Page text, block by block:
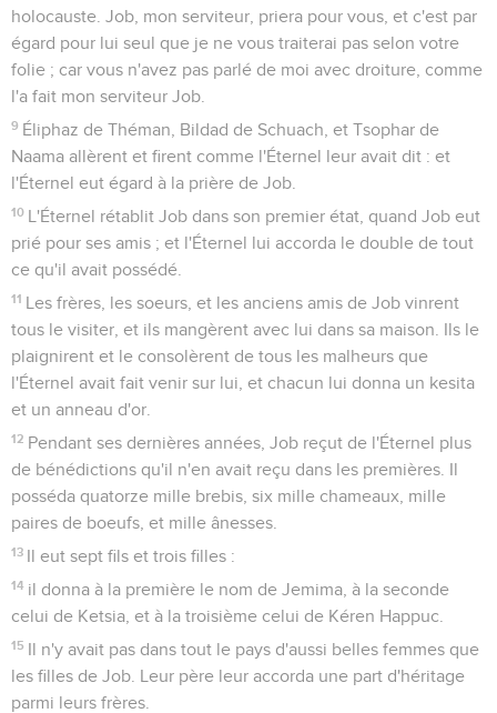
holocauste. Job, mon serviteur, priera pour vous, et c'est par
égard pour lui seul que je ne vous traiterai pas selon votre
folie ; car vous n'avez pas parlé de moi avec droiture, comme
l'a fait mon serviteur Job.
9 Éliphaz de Théman, Bildad de Schuach, et Tsophar de
Naama allèrent et firent comme l'Éternel leur avait dit : et
l'Éternel eut égard à la prière de Job.
10 L'Éternel rétablit Job dans son premier état, quand Job eut
prié pour ses amis ; et l'Éternel lui accorda le double de tout
ce qu'il avait possédé.
11 Les frères, les soeurs, et les anciens amis de Job vinrent
tous le visiter, et ils mangèrent avec lui dans sa maison. Ils le
plaignirent et le consolèrent de tous les malheurs que
l'Éternel avait fait venir sur lui, et chacun lui donna un kesita
et un anneau d'or.
12 Pendant ses dernières années, Job reçut de l'Éternel plus
de bénédictions qu'il n'en avait reçu dans les premières. Il
posséda quatorze mille brebis, six mille chameaux, mille
paires de boeufs, et mille ânesses.
13 Il eut sept fils et trois filles :
14 il donna à la première le nom de Jemima, à la seconde
celui de Ketsia, et à la troisième celui de Kéren Happuc.
15 Il n'y avait pas dans tout le pays d'aussi belles femmes que
les filles de Job. Leur père leur accorda une part d'héritage
parmi leurs frères.